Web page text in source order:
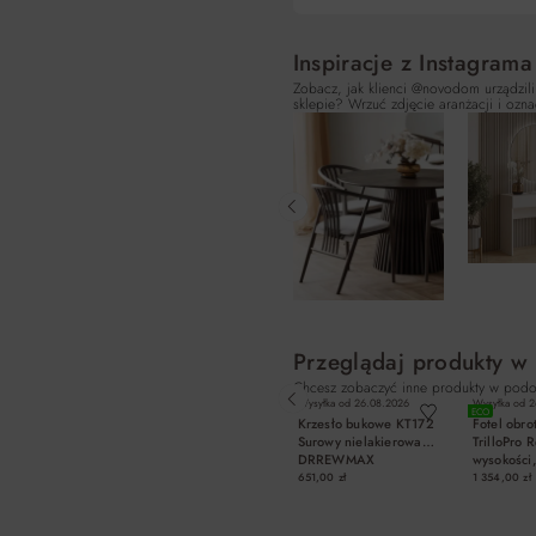
Inspiracje z Instagrama
Zobacz, jak klienci @novodom
sklepie? Wrzuć zdjęcie aranżacji i
Przeglądaj produkty
Chcesz zobaczyć inne produkty w
Wysyłka od 26.08.2026
Krzesło bukowe KT172
Surowy nielakierowany
DRREWMAX
651,00 zł
ECO
Wysyłka od
Fotel
TrilloPro
1 354,00 zł